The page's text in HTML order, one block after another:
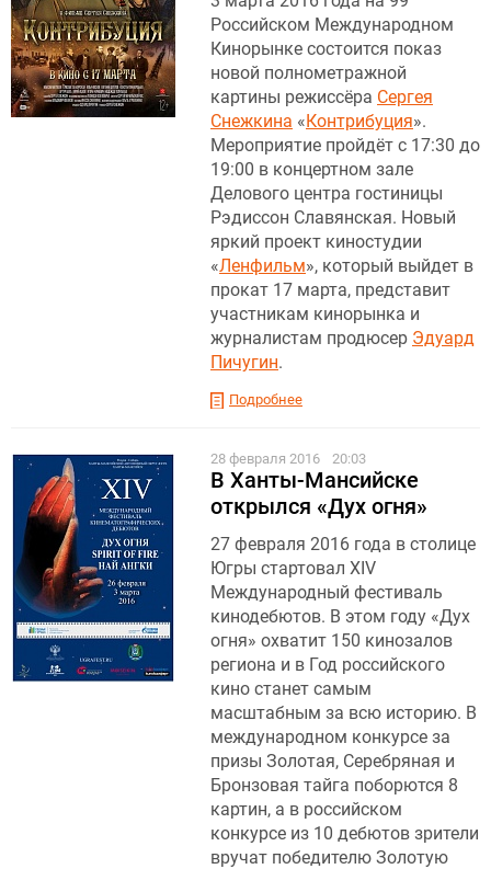
Российском Международном
Кинорынке состоится показ
новой полнометражной
картины режиссёра Сергея
Снежкина «Контрибуция».
Мероприятие пройдёт с 17:30 до
19:00 в концертном зале
Делового центра гостиницы
Рэдиссон Славянская. Новый
яркий проект киностудии
«Ленфильм», который выйдет в
прокат 17 марта, представит
участникам кинорынка и
журналистам продюсер Эдуард
Пичугин.
Подробнее
28 февраля 2016 20:03
В Ханты-Мансийске
открылся «Дух огня»
27 февраля 2016 года в столице
Югры стартовал XIV
Международный фестиваль
кинодебютов. В этом году «Дух
огня» охватит 150 кинозалов
региона и в Год российского
кино станет самым
масштабным за всю историю. В
международном конкурсе за
призы Золотая, Серебряная и
Бронзовая тайга поборются 8
картин, а в российском
конкурсе из 10 дебютов зрители
вручат победителю Золотую